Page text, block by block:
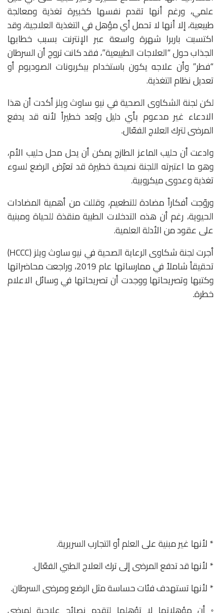
علمي، ورغم أنها تقدم نفسها كخبيرة تغذية ومعالجة
طبيعية، إلا أنها لا تحمل أي مؤهل في التغذية العلاجية، وقد
اكتسبت باربرا شهرة واسعة عبر الإنترنت بسبب خطابها
الجذاب حول “العلاجات الطبيعية”، فقد كانت تروج أن السرطان
“فطر” وأن علاجه يكون باستخدام بيكربونات الصوديوم أو
تعديل نظام التغذية.
لكن لجنة الشكاوى الصحية في نيو ساوث ويلز أكدت أن هذا
الادعاء غير مدعوم بأي دليل ويُعد خطيراً لأنه قد يدفع
المرضى لترك العلاج الفعّال.
وادعت أن حليب الماعز الطازج يمكن أن يحل محل حليب الأم،
وهو ما اعتبرته اللجنة نصيحة خطيرة قد تعرّض الرضع لسوء
تغذية وعدوى ميكروبية.
وروّجت أفكاراً مضادة للتطعيم، وقللت من أهمية المضادات
الحيوية، رغم أن هذه التدخلات الطبية منقذة للحياة ومبنية
على عقود من الأدلة العلمية.
أجرت لجنة شكاوى الرعاية الصحية في نيو ساوث ويلز (HCCC)
تحقيقاً شاملاً في ممارساتها عام 2019، وراجعت محاضراتها
وكتبها وتصريحاتها ووجدت أن تصريحاتها في وسائل الاعلام
خطرة.
* لأنها غير مبنية على العلم أو التجارب السريرية.
* لأنها قد تدفع المرضى إلى ترك العلاج الطبي الفعّال.
* لأنها تستهدف فئات حساسة مثل الرضع ومرضى السرطان.